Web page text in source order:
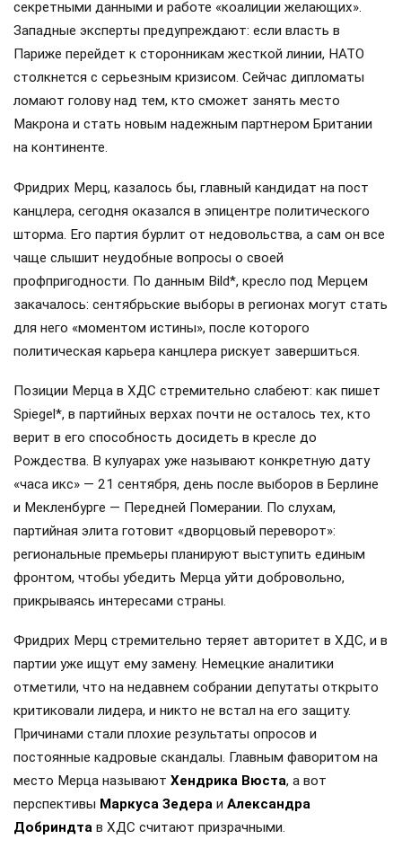
секретными данными и работе «коалиции желающих».
Западные эксперты предупреждают: если власть в
Париже перейдет к сторонникам жесткой линии, НАТО
столкнется с серьезным кризисом. Сейчас дипломаты
ломают голову над тем, кто сможет занять место
Макрона и стать новым надежным партнером Британии
на континенте.
Фридрих Мерц, казалось бы, главный кандидат на пост
канцлера, сегодня оказался в эпицентре политического
шторма. Его партия бурлит от недовольства, а сам он все
чаще слышит неудобные вопросы о своей
профпригодности. По данным Bild*, кресло под Мерцем
закачалось: сентябрьские выборы в регионах могут стать
для него «моментом истины», после которого
политическая карьера канцлера рискует завершиться.
Позиции Мерца в ХДС стремительно слабеют: как пишет
Spiegel*, в партийных верхах почти не осталось тех, кто
верит в его способность досидеть в кресле до
Рождества. В кулуарах уже называют конкретную дату
«часа икс» — 21 сентября, день после выборов в Берлине
и Мекленбурге — Передней Померании. По слухам,
партийная элита готовит «дворцовый переворот»:
региональные премьеры планируют выступить единым
фронтом, чтобы убедить Мерца уйти добровольно,
прикрываясь интересами страны.
Фридрих Мерц стремительно теряет авторитет в ХДС, и в
партии уже ищут ему замену. Немецкие аналитики
отметили, что на недавнем собрании депутаты открыто
критиковали лидера, и никто не встал на его защиту.
Причинами стали плохие результаты опросов и
постоянные кадровые скандалы. Главным фаворитом на
место Мерца называют Хендрика Вюста, а вот
перспективы Маркуса Зедера и Александра
Добриндта в ХДС считают призрачными.